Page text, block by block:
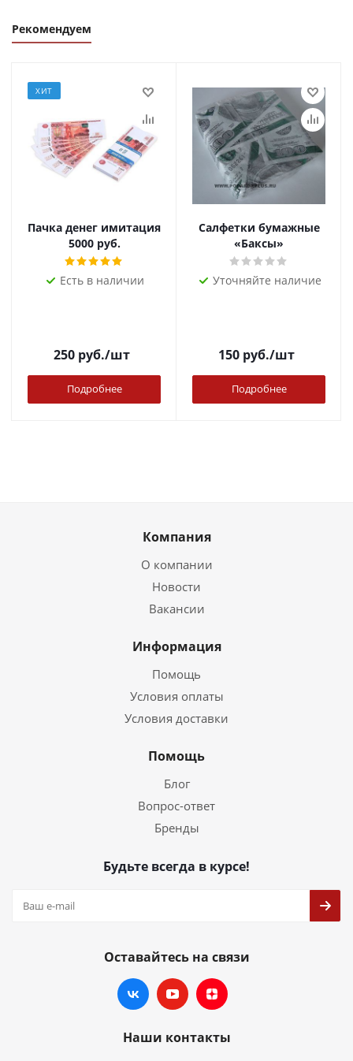
Рекомендуем
ХИТ
Пачка денег имитация
5000 руб.
Есть в наличии
250руб./шт
Подробнее
Салфетки бумажные
«Баксы»
Уточняйте наличие
150руб./шт
Подробнее
Компания
О компании
Новости
Вакансии
Информация
Помощь
Условия оплаты
Условия доставки
Помощь
Блог
Вопрос-ответ
Бренды
Будьте всегда в курсе!
Оставайтесь на связи
Наши контакты